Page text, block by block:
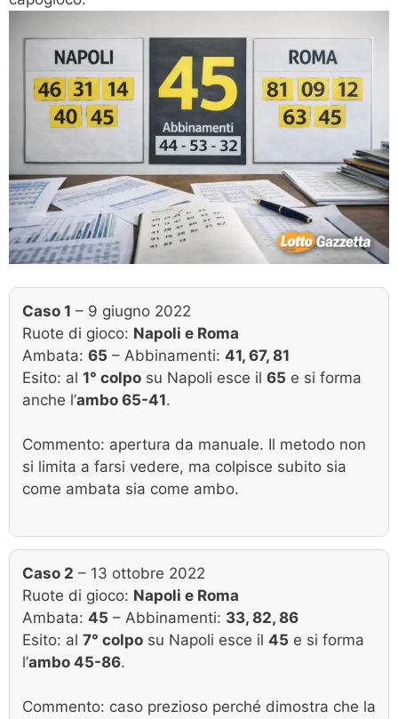
Caso 1 – 9 giugno 2022
Ruote di gioco: Napoli e Roma
Ambata: 65 – Abbinamenti: 41, 67, 81
Esito: al 1° colpo su Napoli esce il 65 e si forma
anche l’ambo 65-41.
Commento: apertura da manuale. Il metodo non
si limita a farsi vedere, ma colpisce subito sia
come ambata sia come ambo.
Caso 2 – 13 ottobre 2022
Ruote di gioco: Napoli e Roma
Ambata: 45 – Abbinamenti: 33, 82, 86
Esito: al 7° colpo su Napoli esce il 45 e si forma
l’ambo 45-86.
Commento: caso prezioso perché dimostra che la